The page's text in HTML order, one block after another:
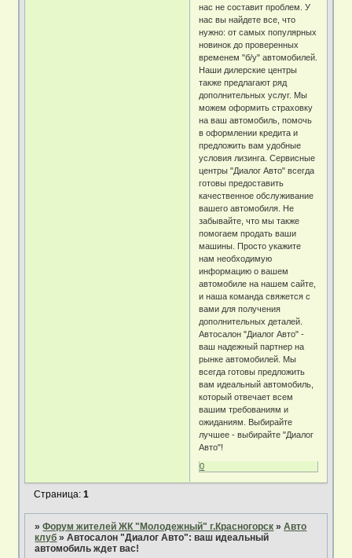
нас не составит проблем. У
нас вы найдете все, что
нужно: от самых популярных
новинок до проверенных
временем "б/у" автомобилей.
Наши дилерские центры
также предлагают ряд
дополнительных услуг. Мы
можем оформить страховку
на ваш автомобиль, помочь
в оформлении кредита и
предложить вам удобные
условия лизинга. Сервисные
центры "Диалог Авто" всегда
готовы предоставить
качественное обслуживание
вашего автомобиля. Не
забывайте, что мы также
помогаем продать ваши
машины. Просто укажите
нам необходимую
информацию о вашем
автомобиле на нашем сайте,
и наша команда свяжется с
вами для получения
дополнительных деталей.
Автосалон "Диалог Авто" -
ваш надежный партнер на
рынке автомобилей. Мы
всегда готовы предложить
вам идеальный автомобиль,
который отвечает всем
вашим требованиям и
ожиданиям. Выбирайте
лучшее - выбирайте "Диалог
Авто"!
0
Страница:1
»Форум жителей ЖК "Молодежный" г.Красногорск »Авто
клуб »Автосалон "Диалог Авто": ваш идеальный
автомобиль ждет вас!